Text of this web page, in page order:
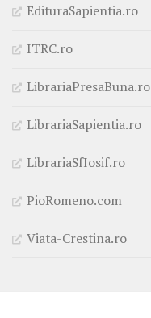
EdituraSapientia.ro
ITRC.ro
LibrariaPresaBuna.ro
LibrariaSapientia.ro
LibrariaSfIosif.ro
PioRomeno.com
Viata-Crestina.ro